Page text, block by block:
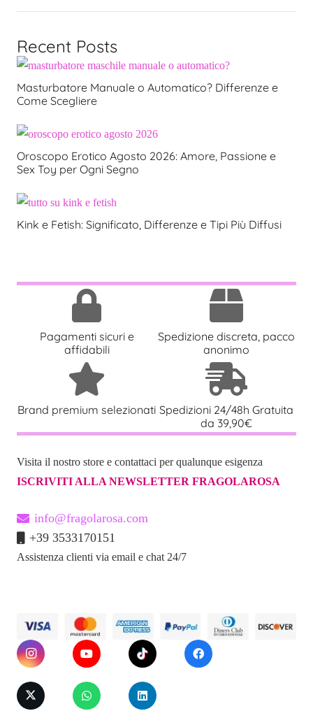
Recent Posts
Masturbatore Manuale o Automatico? Differenze e
Come Scegliere
Oroscopo Erotico Agosto 2026: Amore, Passione e
Sex Toy per Ogni Segno
Kink e Fetish: Significato, Differenze e Tipi Più Diffusi
Pagamenti sicuri e
affidabili
Spedizione discreta, pacco
anonimo
Brand premium selezionati Spedizioni 24/48h Gratuita
da 39,90€
Visita il nostro store e contattaci per qualunque esigenza
ISCRIVITI ALLA NEWSLETTER FRAGOLAROSA
info@fragolarosa.com
+39 3533170151
Assistenza clienti via email e chat 24/7